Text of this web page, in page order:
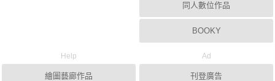
同人數位作品
BOOKY
Help
繪圖藝廊作品
Ad
刊登廣告